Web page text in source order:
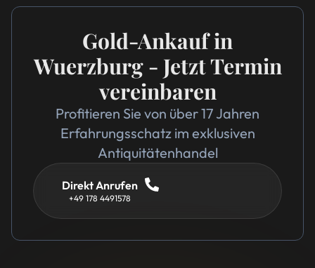
Gold-Ankauf in
Wuerzburg - Jetzt Termin
vereinbaren
Profitieren Sie von über 17 Jahren
Erfahrungsschatz im exklusiven
Antiquitätenhandel
Direkt Anrufen
+49 178 4491578